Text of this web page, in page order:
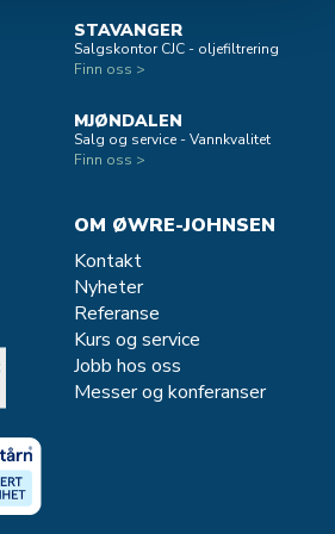
STAVANGER
Salgskontor CJC - oljefiltrering
Finn oss >
MJØNDALEN
Salg og service - Vannkvalitet
Finn oss >
OM ØWRE-JOHNSEN
Kontakt
Nyheter
Referanse
Kurs og service
Jobb hos oss
Messer og konferanser